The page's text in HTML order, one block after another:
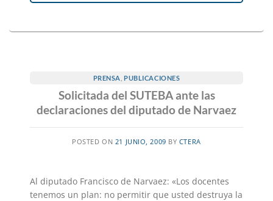
PRENSA ,PUBLICACIONES
Solicitada del SUTEBA ante las
declaraciones del diputado de Narvaez
POSTED ON 21 JUNIO, 2009 BY CTERA
Al diputado Francisco de Narvaez: «Los docentes
tenemos un plan: no permitir que usted destruya la